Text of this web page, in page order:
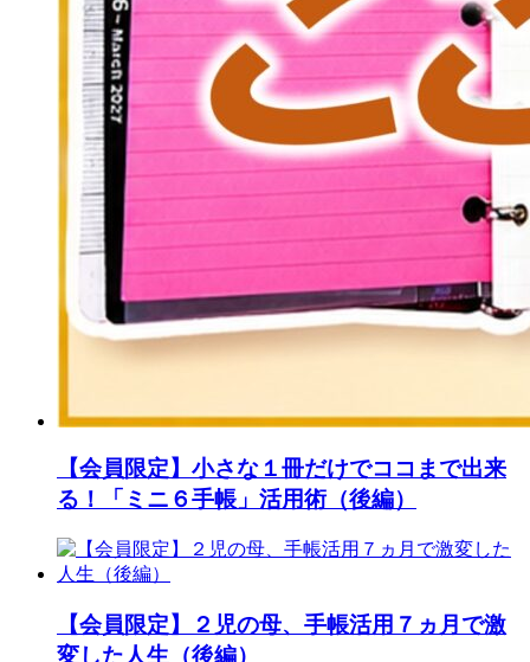
【会員限定】小さな１冊だけでココまで出来
る！「ミニ６手帳」活用術（後編）
【会員限定】２児の母、手帳活用７ヵ月で激
変した人生（後編）